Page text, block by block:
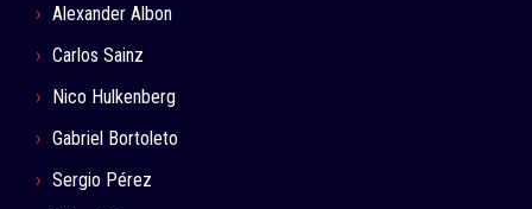
Alexander Albon
Carlos Sainz
Nico Hulkenberg
Gabriel Bortoleto
Sergio Pérez